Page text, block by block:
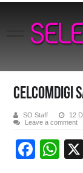
CELCOMDIGI
SO Staff 12
Leave a comment
F
W